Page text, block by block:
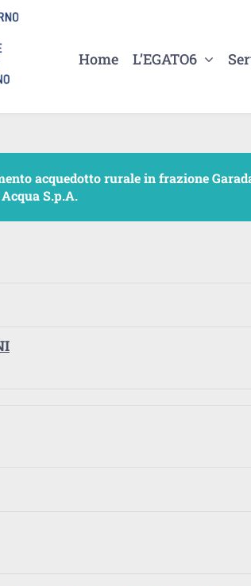
Home L’EGATO6
acquedotto rurale in frazione
S.p.A.